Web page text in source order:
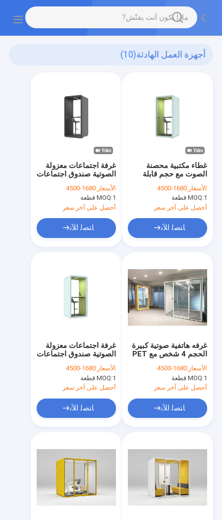
أجهزة العمل الهادئة(10)
غرفة اجتماعات معزولة
الصوتية صندوق اجتماعات
صامت صناديق العمل
الصوتية الصامتة كابينة
لشخص واحد كشك مكتب
الهاتف
الأسعار:1680-4500
MOQ:1 قطعة
أحصل على آخر سعر
ﺎﺘﺼﻟ ﺍﻶﻧ
غطاء مكتبية محصنة
الصوت مع حجم قابلة
للتخصيص والزجاج
المقاوم للصوت لمناطق
العمل الخاصة
الأسعار:1680-4500
MOQ:1 قطعة
أحصل على آخر سعر
ﺎﺘﺼﻟ ﺍﻶﻧ
غرفة اجتماعات معزولة
الصوتية صندوق اجتماعات
صامت صناديق العمل
الصوتية الصامتة كابينة
لشخص واحد كشك مكتب
الهاتف
الأسعار:1680-4500
MOQ:1 قطعة
أحصل على آخر سعر
ﺎﺘﺼﻟ ﺍﻶﻧ
غرفه هاتفية صوتية كبيرة
الحجم 4 شخص مع PET
الرغوة الصوتية سهلة
التجميع
الأسعار:1680-4500
MOQ:1 قطعة
أحصل على آخر سعر
ﺎﺘﺼﻟ ﺍﻶﻧ